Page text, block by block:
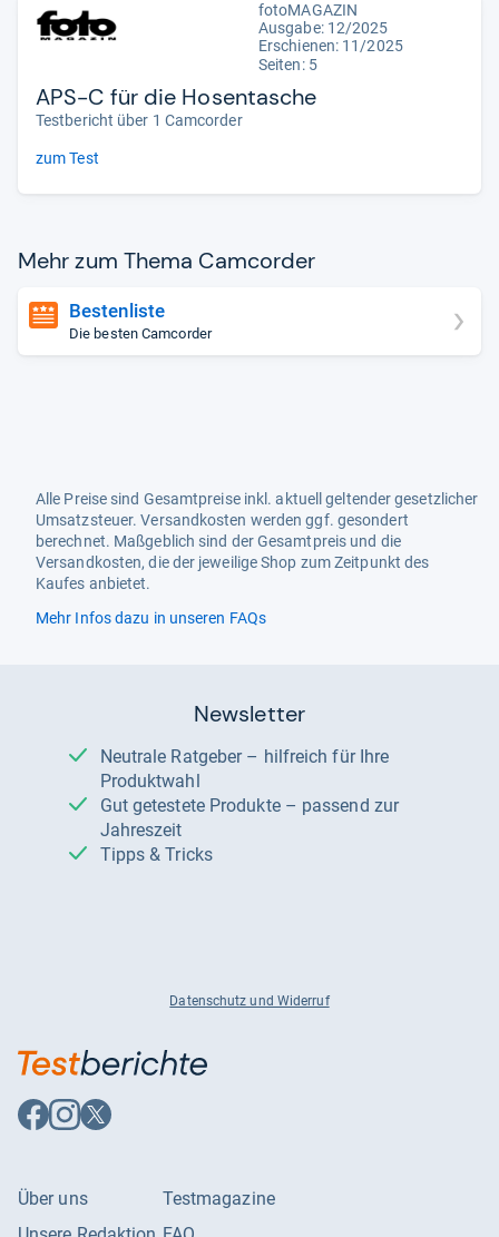
fotoMAGAZIN
Ausgabe: 12/2025
Erschienen: 11/2025
Seiten: 5
APS-C für die Hosentasche
Testbericht über 1 Camcorder
zum Test
Mehr zum Thema Cam­cor­der
Bestenliste
Die besten Camcorder
Alle Preise sind Gesamtpreise inkl. aktuell geltender gesetzlicher
Umsatzsteuer. Versandkosten werden ggf. gesondert
berechnet. Maßgeblich sind der Gesamtpreis und die
Versandkosten, die der jeweilige Shop zum Zeitpunkt des
Kaufes anbietet.
Mehr Infos dazu in unseren FAQs
Newsletter
Neutrale Ratgeber – hilfreich für Ihre
Produktwahl
Gut getestete Produkte – passend zur
Jahreszeit
Tipps & Tricks
Datenschutz und Widerruf
Auf
Facebook
Auf
Instagram
Auf
X
Über uns
Testmagazine